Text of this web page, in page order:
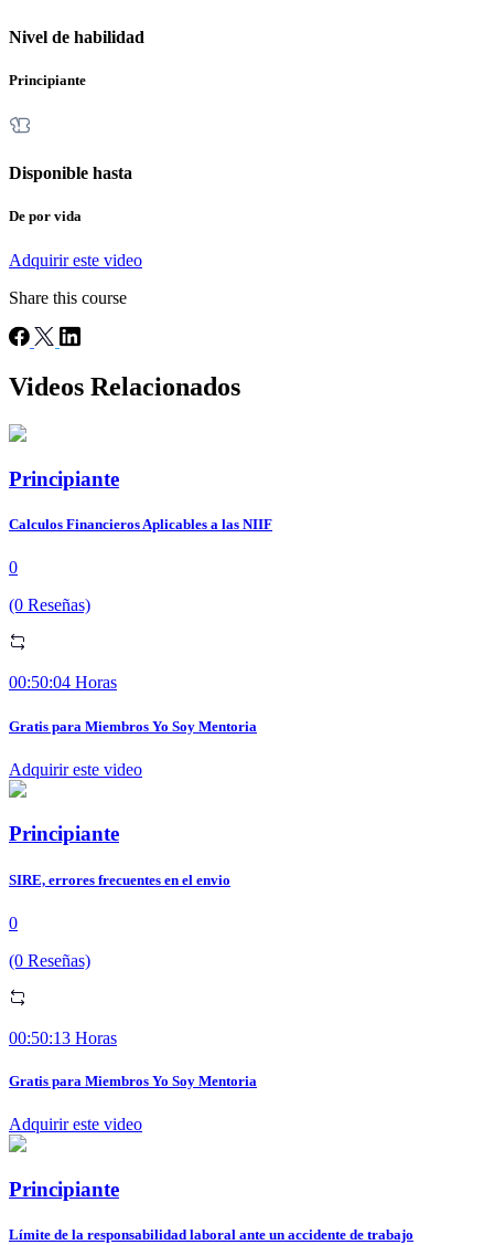
Nivel de habilidad
Principiante
Disponible hasta
De por vida
Adquirir este video
Share this course
Videos Relacionados
Principiante
Calculos Financieros Aplicables a las NIIF
0
(0 Reseñas)
00:50:04 Horas
Gratis para Miembros Yo Soy Mentoria
Adquirir este video
Principiante
SIRE, errores frecuentes en el envio
0
(0 Reseñas)
00:50:13 Horas
Gratis para Miembros Yo Soy Mentoria
Adquirir este video
Principiante
Límite de la responsabilidad laboral ante un accidente de trabajo